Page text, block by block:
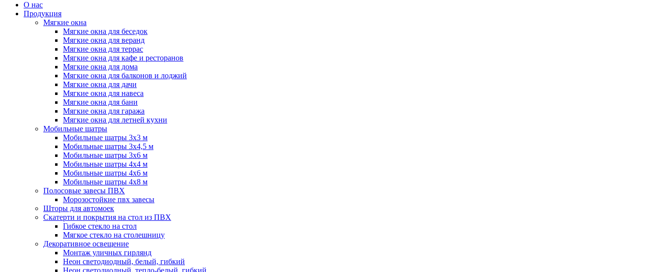
О нас
Продукция
Мягкие окна
Мягкие окна для беседок
Мягкие окна для веранд
Мягкие окна для террас
Мягкие окна для кафе и ресторанов
Мягкие окна для дома
Мягкие окна для балконов и лоджий
Мягкие окна для дачи
Мягкие окна для навеса
Мягкие окна для бани
Мягкие окна для гаража
Мягкие окна для летней кухни
Мобильные шатры
Мобильные шатры 3х3 м
Мобильные шатры 3х4,5 м
Мобильные шатры 3х6 м
Мобильные шатры 4х4 м
Мобильные шатры 4х6 м
Мобильные шатры 4х8 м
Полосовые завесы ПВХ
Морозостойкие пвх завесы
Шторы для автомоек
Скатерти и покрытия на стол из ПВХ
Гибкое стекло на стол
Мягкое стекло на столешницу
Декоративное освещение
Монтаж уличных гирлянд
Неон светодиодный, белый, гибкий
Неон светодиодный, тепло-белый, гибкий